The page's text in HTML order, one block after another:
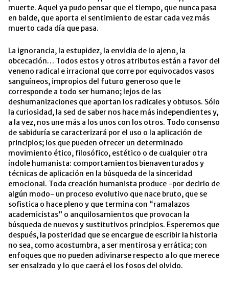
muerte. Aquel ya pudo pensar que el tiempo, que nunca pasa
en balde, que aporta el sentimiento de estar cada vez más
muerto cada día que pasa.
La ignorancia, la estupidez, la envidia de lo ajeno, la
obcecación… Todos estos y otros atributos están a favor del
veneno radical e irracional que corre por equivocados vasos
sanguíneos, impropios del futuro generoso que le
corresponde a todo ser humano; lejos de las
deshumanizaciones que aportan los radicales y obtusos. Sólo
la curiosidad, la sed de saber nos hace más independientes y,
a la vez, nos une más a los unos con los otros. Todo consenso
de sabiduría se caracterizará por el uso o la aplicación de
principios; los que pueden ofrecer un determinado
movimiento ético, filosófico, estético o de cualquier otra
índole humanista: comportamientos bienaventurados y
técnicas de aplicación en la búsqueda de la sinceridad
emocional. Toda creación humanista produce -por decirlo de
algún modo- un proceso evolutivo que nace bruto, que se
sofistica o hace pleno y que termina con “ramalazos
academicistas” o anquilosamientos que provocan la
búsqueda de nuevos y sustitutivos principios. Esperemos que
después, la posteridad que se encargue de escribir la historia
no sea, como acostumbra, a ser mentirosa y errática; con
enfoques que no pueden adivinarse respecto a lo que merece
ser ensalzado y lo que caerá el los fosos del olvido.